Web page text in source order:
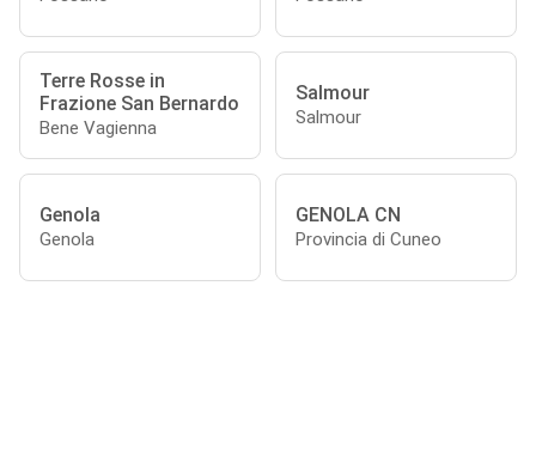
Terre Rosse in
Frazione San Bernardo
Bene Vagienna
Salmour
Salmour
Genola
Genola
GENOLA CN
Provincia di Cuneo